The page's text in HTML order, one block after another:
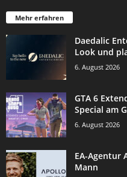
Mehr erfahren
Daedalic
Look und
6. August 2026
GTA 6
Special am
6. August 2026
EA-Agentur
Mann